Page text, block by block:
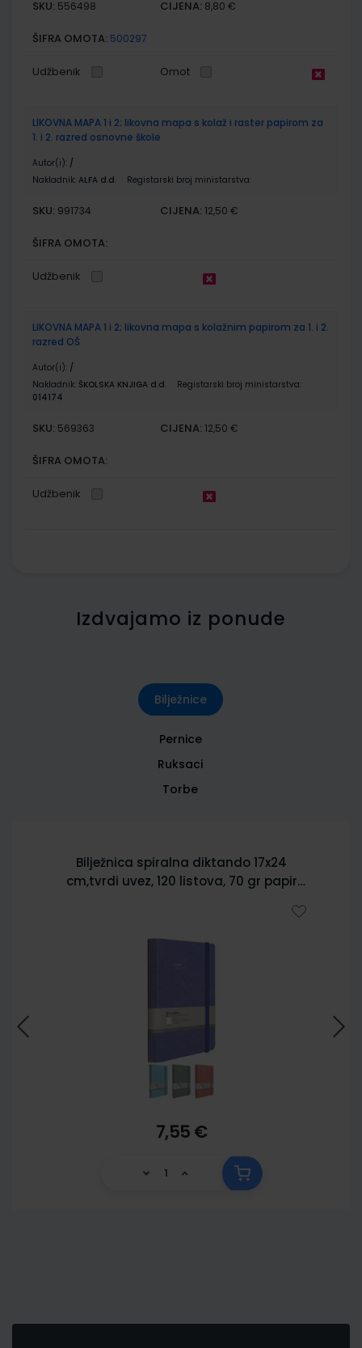
SKU: 556498 CIJENA: 8,80 €
ŠIFRA OMOTA: 500297
Udžbenik Omot
LIKOVNA MAPA 1 i 2; likovna mapa s kolaž i raster papirom za
1. i 2. razred osnovne škole
Autor(i): /
Nakladnik: ALFA d.d. Registarski broj ministarstva:
SKU: 991734 CIJENA: 12,50 €
ŠIFRA OMOTA:
Udžbenik
LIKOVNA MAPA 1 i 2; likovna mapa s kolažnim papirom za 1. i 2.
razred OŠ
Autor(i): /
Nakladnik: ŠKOLSKA KNJIGA d.d.
Registarski broj ministarstva:
014174
SKU: 569363 CIJENA: 12,50 €
ŠIFRA OMOTA:
Udžbenik
Izdvajamo iz ponude
Bilježnice
Pernice
Ruksaci
Torbe
Bilježnica spiralna diktando 17x24
cm,tvrdi uvez, 120 listova, 70 gr papir
7,55 €